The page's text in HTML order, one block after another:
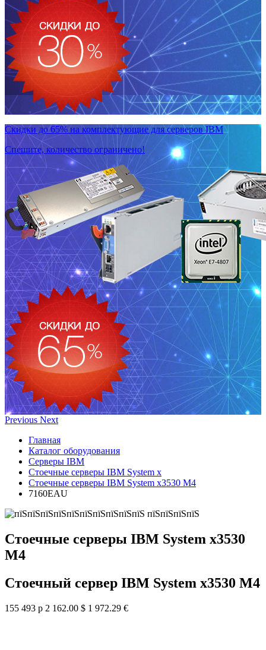
Скидки до 65% на комплектующие для серверов IBM
Спешите, количество ограничено!
Previous Next
Главная
Каталог оборудования
Серверы IBM
Стоечные серверы IBM System x
Стоечные серверы IBM System x3530 M4
7160EAU
Стоечные серверы IBM System x3530
M4
Стоечный сервер IBM System x3530 M4
155 493 р 2 162.00 $ 1 972.29 €